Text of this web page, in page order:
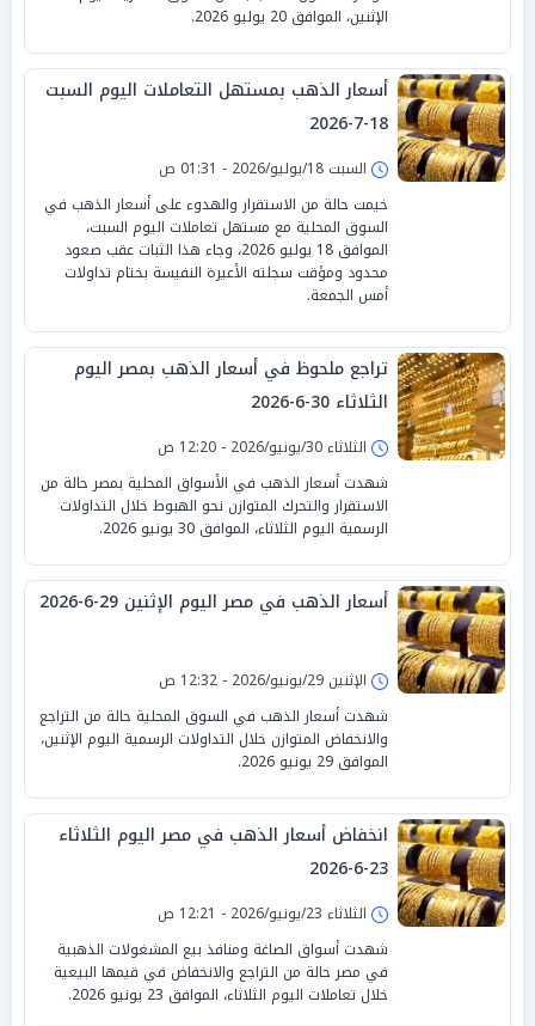
الإثنين، الموافق 20 يوليو 2026.
أسعار الذهب بمستهل التعاملات اليوم السبت
18-7-2026
السبت 18/يوليو/2026 - 01:31 ص
خيمت حالة من الاستقرار والهدوء على أسعار الذهب في
السوق المحلية مع مستهل تعاملات اليوم السبت،
الموافق 18 يوليو 2026، وجاء هذا الثبات عقب صعود
محدود ومؤقت سجلته الأعيرة النفيسة بختام تداولات
أمس الجمعة.
تراجع ملحوظ في أسعار الذهب بمصر اليوم
الثلاثاء 30-6-2026
الثلاثاء 30/يونيو/2026 - 12:20 ص
شهدت أسعار الذهب في الأسواق المحلية بمصر حالة من
الاستقرار والتحرك المتوازن نحو الهبوط خلال التداولات
الرسمية اليوم الثلاثاء، الموافق 30 يونيو 2026.
أسعار الذهب في مصر اليوم الإثنين 29-6-2026
الإثنين 29/يونيو/2026 - 12:32 ص
شهدت أسعار الذهب في السوق المحلية حالة من التراجع
والانخفاض المتوازن خلال التداولات الرسمية اليوم الإثنين،
الموافق 29 يونيو 2026.
انخفاض أسعار الذهب في مصر اليوم الثلاثاء
23-6-2026
الثلاثاء 23/يونيو/2026 - 12:21 ص
شهدت أسواق الصاغة ومنافذ بيع المشغولات الذهبية
في مصر حالة من التراجع والانخفاض في قيمها البيعية
خلال تعاملات اليوم الثلاثاء، الموافق 23 يونيو 2026.